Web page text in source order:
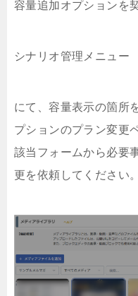
容量追加オプションを
シナリオ管理メニュ
にて、容量表示の箇所
プションのプラン変更
該当フォームから必要
更を依頼してください。